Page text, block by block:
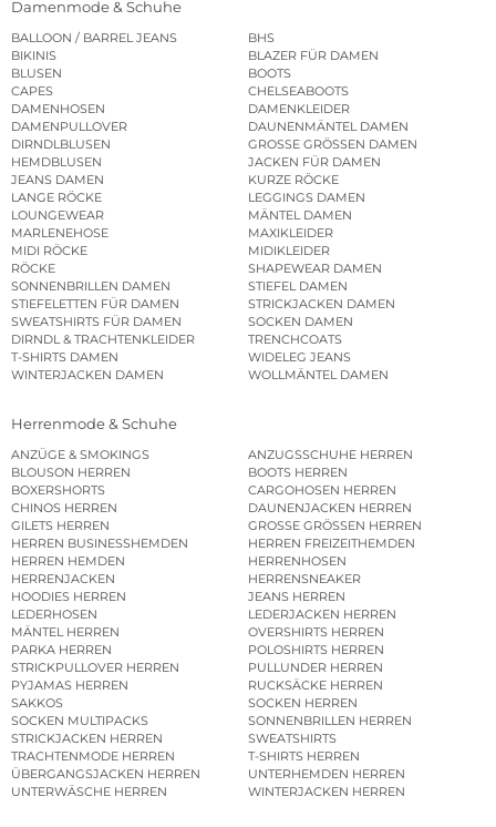
Damenmode & Schuhe
BALLOON / BARREL JEANS
BHS
BIKINIS
BLAZER FÜR DAMEN
BLUSEN
BOOTS
CAPES
CHELSEABOOTS
DAMENHOSEN
DAMENKLEIDER
DAMENPULLOVER
DAUNENMÄNTEL DAMEN
DIRNDLBLUSEN
GROSSE GRÖSSEN DAMEN
HEMDBLUSEN
JACKEN FÜR DAMEN
JEANS DAMEN
KURZE RÖCKE
LANGE RÖCKE
LEGGINGS DAMEN
LOUNGEWEAR
MÄNTEL DAMEN
MARLENEHOSE
MAXIKLEIDER
MIDI RÖCKE
MIDIKLEIDER
RÖCKE
SHAPEWEAR DAMEN
SONNENBRILLEN DAMEN
STIEFEL DAMEN
STIEFELETTEN FÜR DAMEN
STRICKJACKEN DAMEN
SWEATSHIRTS FÜR DAMEN
SOCKEN DAMEN
DIRNDL & TRACHTENKLEIDER
TRENCHCOATS
T-SHIRTS DAMEN
WIDELEG JEANS
WINTERJACKEN DAMEN
WOLLMÄNTEL DAMEN
Herrenmode & Schuhe
ANZÜGE & SMOKINGS
ANZUGSSCHUHE HERREN
BLOUSON HERREN
BOOTS HERREN
BOXERSHORTS
CARGOHOSEN HERREN
CHINOS HERREN
DAUNENJACKEN HERREN
GILETS HERREN
GROSSE GRÖSSEN HERREN
HERREN BUSINESSHEMDEN
HERREN FREIZEITHEMDEN
HERREN HEMDEN
HERRENHOSEN
HERRENJACKEN
HERRENSNEAKER
HOODIES HERREN
JEANS HERREN
LEDERHOSEN
LEDERJACKEN HERREN
MÄNTEL HERREN
OVERSHIRTS HERREN
PARKA HERREN
POLOSHIRTS HERREN
STRICKPULLOVER HERREN
PULLUNDER HERREN
PYJAMAS HERREN
RUCKSÄCKE HERREN
SAKKOS
SOCKEN HERREN
SOCKEN MULTIPACKS
SONNENBRILLEN HERREN
STRICKJACKEN HERREN
SWEATSHIRTS
TRACHTENMODE HERREN
T-SHIRTS HERREN
ÜBERGANGSJACKEN HERREN
UNTERHEMDEN HERREN
UNTERWÄSCHE HERREN
WINTERJACKEN HERREN